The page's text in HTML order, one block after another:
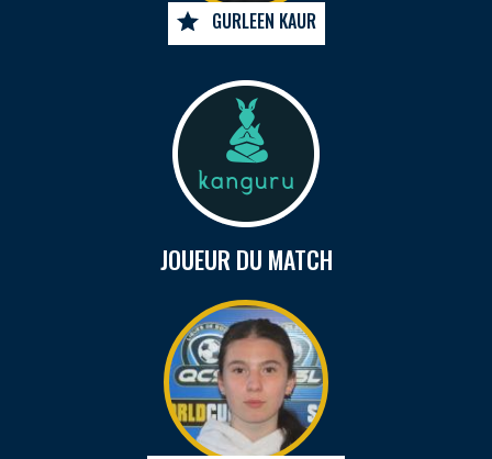
GURLEEN KAUR
JOUEUR DU MATCH